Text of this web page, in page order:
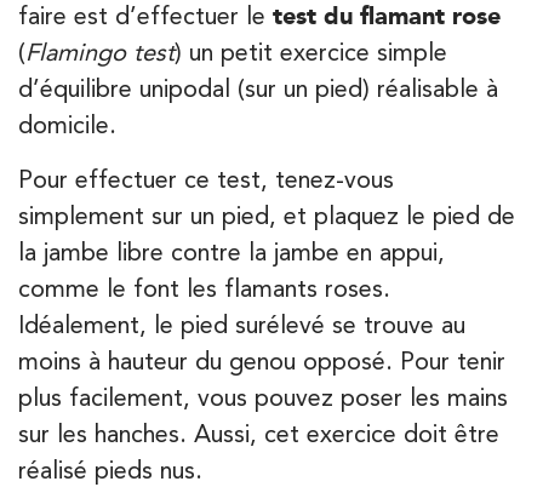
faire est d’effectuer le test du flamant rose
(Flamingo test) un petit exercice simple
d’équilibre unipodal (sur un pied) réalisable à
domicile.
Pour effectuer ce test, tenez-vous
simplement sur un pied, et plaquez le pied de
la jambe libre contre la jambe en appui,
comme le font les flamants roses.
Idéalement, le pied surélevé se trouve au
moins à hauteur du genou opposé. Pour tenir
plus facilement, vous pouvez poser les mains
sur les hanches. Aussi, cet exercice doit être
réalisé pieds nus.